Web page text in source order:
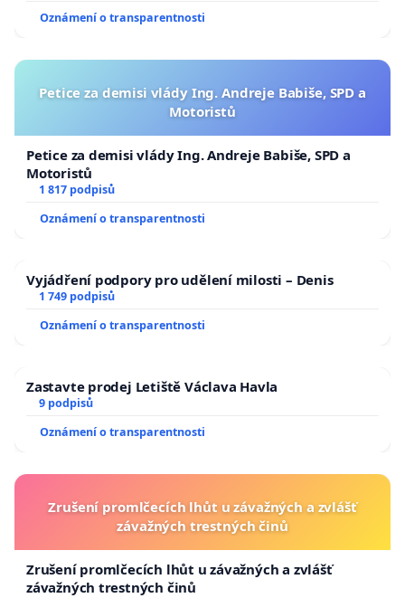
Oznámení o transparentnosti
Petice za demisi vlády Ing. Andreje Babiše, SPD a
Motoristů
Petice za demisi vlády Ing. Andreje Babiše, SPD a
Motoristů
1 817 podpisů
Oznámení o transparentnosti
Vyjádření podpory pro udělení milosti – Denis
1 749 podpisů
Oznámení o transparentnosti
Zastavte prodej Letiště Václava Havla
9 podpisů
Oznámení o transparentnosti
Zrušení promlčecích lhůt u závažných a zvlášť
závažných trestných činů
Zrušení promlčecích lhůt u závažných a zvlášť
závažných trestných činů